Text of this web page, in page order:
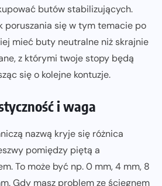
butów stabilizujących.
poruszania się w tym temacie po
mieć buty neutralne niż skrajnie
z którymi twoje stopy będą
się o kolejne kontuzje.
i waga
nazwą kryje się różnica
pomiędzy piętą a
To może być np. 0 mm, 4 mm, 8
Gdy masz problem ze ścięgnem